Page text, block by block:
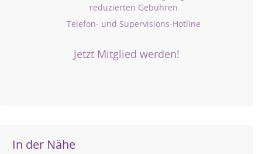
reduzierten Gebühren
Telefon- und Supervisions-Hotline
Jetzt Mitglied werden!
In der Nähe